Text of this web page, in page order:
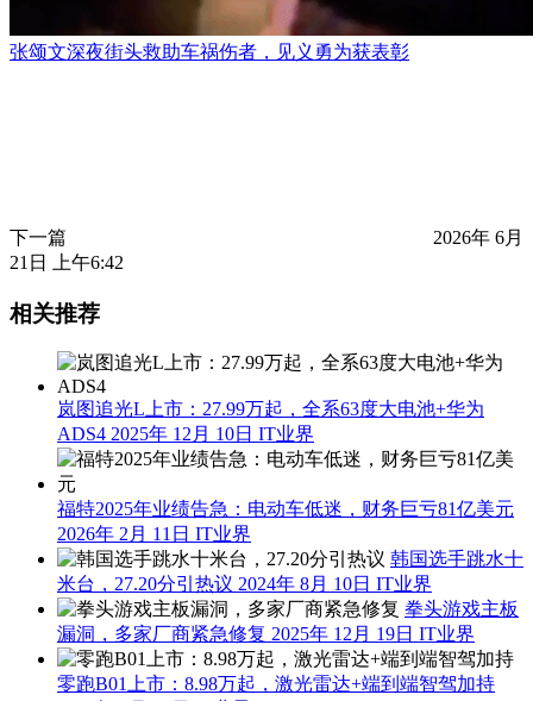
张颂文深夜街头救助车祸伤者，见义勇为获表彰
下一篇
2026年 6月
21日 上午6:42
相关推荐
岚图追光L上市：27.99万起，全系63度大电池+华为
ADS4 2025年 12月 10日 IT业界
福特2025年业绩告急：电动车低迷，财务巨亏81亿美元
2026年 2月 11日 IT业界
韩国选手跳水十
米台，27.20分引热议 2024年 8月 10日 IT业界
拳头游戏主板
漏洞，多家厂商紧急修复 2025年 12月 19日 IT业界
零跑B01上市：8.98万起，激光雷达+端到端智驾加持